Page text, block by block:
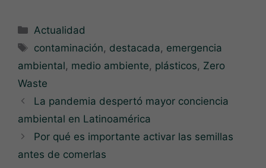
Categorías
Actualidad
Etiquetas
contaminación, destacada, emergencia
ambiental, medio ambiente, plásticos, Zero
Waste
La pandemia despertó mayor conciencia
ambiental en Latinoamérica
Por qué es importante activar las semillas
antes de comerlas